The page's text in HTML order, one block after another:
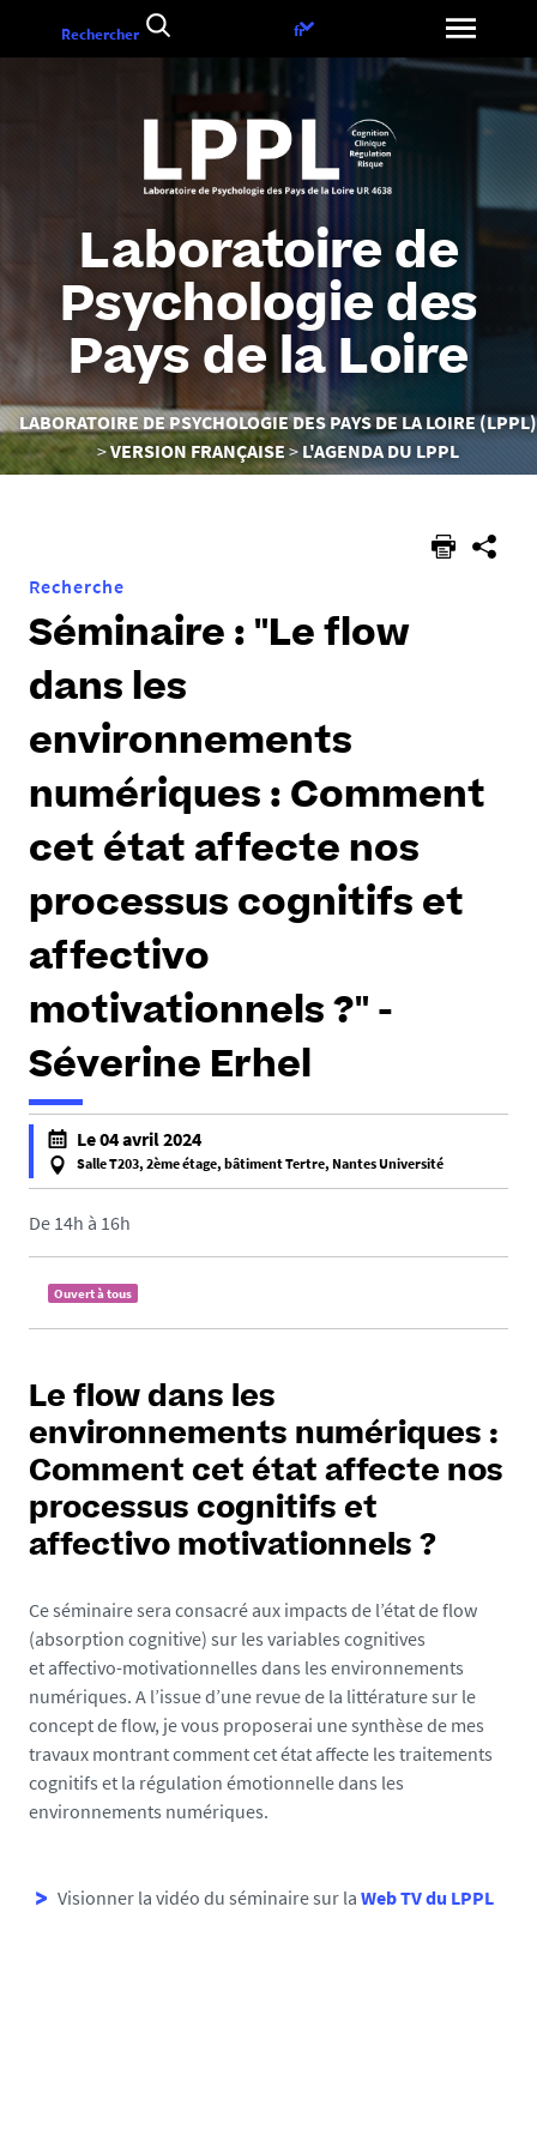
Laboratoire de
Psychologie des
Pays de la Loire
Vous
êtes
ici :
LABORATOIRE DE PSYCHOLOGIE DES PAYS DE LA LOIRE (LPPL)
VERSION FRANÇAISE
L'AGENDA DU LPPL
Rechercher
Choix
langue
fr
Recherche
Séminaire : "Le flow
dans les
environnements
numériques : Comment
cet état affecte nos
processus cognitifs et
affectivo
motivationnels ?" -
Séverine Erhel
h
t
p
/
p
l
.
u
n
i
-
n
a
n
t
e
s
.
Le 04 avril 2024
Salle T203, 2ème étage, bâtiment Tertre, Nantes Université
f
a
e
f
l
e
De 14h à 16h
Ouvert à tous
Le flow dans les
environnements numériques :
Comment cet état affecte nos
processus cognitifs et
affectivo motivationnels ?
Ce séminaire sera consacré aux impacts de l’état de flow
(absorption cognitive) sur les variables cognitives
et affectivo-motivationnelles dans les environnements
numériques. A l’issue d’une revue de la littérature sur le
concept de flow, je vous proposerai une synthèse de mes
travaux montrant comment cet état affecte les traitements
cognitifs et la régulation émotionnelle dans les
environnements numériques.
Visionner la vidéo du séminaire sur la Web TV du LPPL